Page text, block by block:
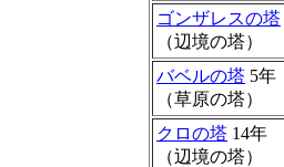
ゴンザレスの塔
（辺境の塔）
バベルの塔 5年
（草原の塔）
クロの塔 14年
（辺境の塔）